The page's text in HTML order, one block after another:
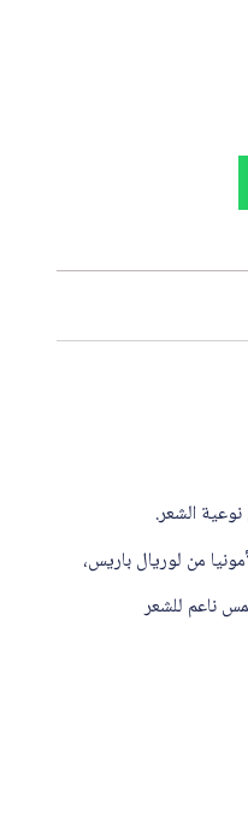
الشعر.
من لوريال باريس،
ناعم للشعر